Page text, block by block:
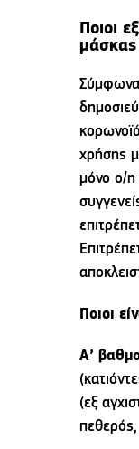
Ποιοι
μάσκας
χρήσης
μόνο ο/η
Ποιοι
Α’
(εξ